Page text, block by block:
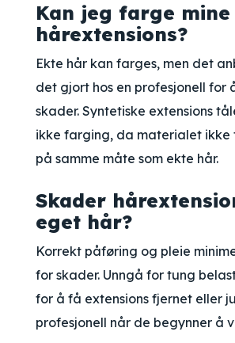
Kan jeg farge mine
hårextensions?
Ekte hår kan farges, men det
det gjort hos en profesjonell for
skader. Syntetiske extensions
ikke farging, da materialet ikke
på samme måte som ekte hår.
Skader
eget hår?
Korrekt påføring og pleie
for skader. Unngå for tung
for å få extensions fjernet eller
profesjonell når de begynner å